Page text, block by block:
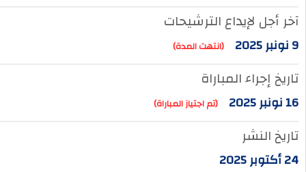
آخر أجل لإيداع الترشيحات
(انتهت المدة)
تاريخ إجراء المباراة
16 نونبر 2025 (تم اجتياز المباراة)
تاريخ النشر
24 أكتوبر 2025